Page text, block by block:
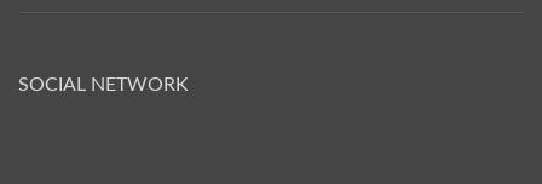
SOCIAL NETWORK